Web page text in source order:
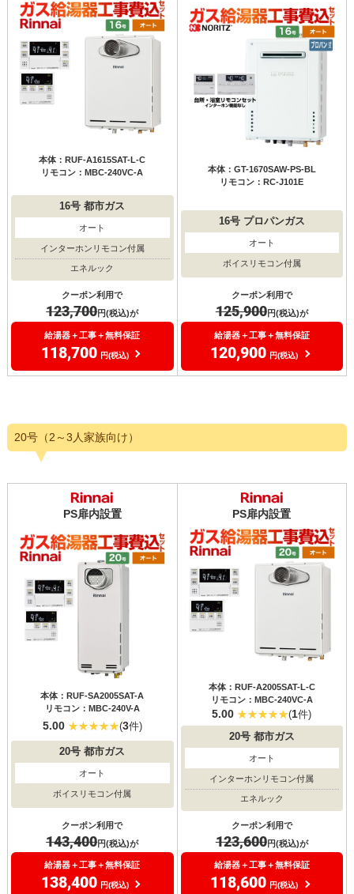
本体：RUF-A1615SAT-L-C
リモコン：MBC-240VC-A
16号 都市ガス
オート
インターホンリモコン付属
エネルック
クーポン利用で
123,700円(税込)が
給湯器＋工事＋無料保証
118,700 円(税込)
本体：GT-1670SAW-PS-BL
リモコン：RC-J101E
16号プロパンガス
オート
ボイスリモコン付属
クーポン利用で
125,900円(税込)が
給湯器＋工事＋無料保証
120,900 円(税込)
20号（2～3人家族向け）
PS扉内設置
本体：RUF-SA2005SAT-A
リモコン：MBC-240V-A
5.00 (3件)
20号 都市ガス
オート
ボイスリモコン付属
クーポン利用で
143,400円(税込)が
給湯器＋工事＋無料保証
138,400 円(税込)
PS扉内設置
本体：RUF-A2005SAT-L-C
リモコン：MBC-240VC-A
5.00 (1件)
20号都市ガス
オート
インターホンリモコン付属
エネルック
クーポン利用で
123,600円(税込)が
給湯器＋工事＋無料保証
118,600 円(税込)